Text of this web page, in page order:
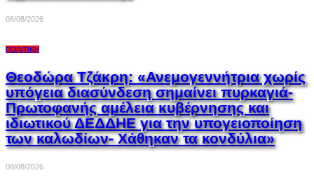
08/08/2026
ΠΟΛΙΤΙΚΉ
Θεοδώρα Τζάκρη: «Ανεμογεννήτρια χωρίς
υπόγεια διασύνδεση σημαίνει πυρκαγιά-
Πρωτοφανής αμέλεια κυβέρνησης και
ιδιωτικού ΔΕΔΔΗΕ για την υπογειοποίηση
των καλωδίων- Χάθηκαν τα κονδύλια»
08/08/2026